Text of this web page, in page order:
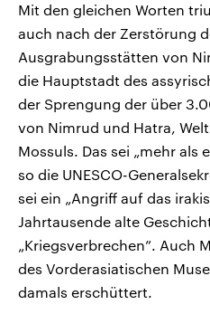
Mit den gleichen Worten
auch nach der Zerstörung
Ausgrabungsstätten von
die Hauptstadt des
der Sprengung der über
von Nimrud und Hatra,
Mossuls. Das sei „mehr als
so die UNESCO-
sei ein „Angriff auf das
Jahrtausende alte
„Kriegsverbrechen”. Auch
des Vorderasiatischen
damals erschüttert.